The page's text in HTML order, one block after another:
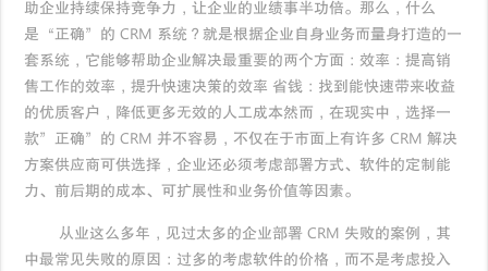
助企业持续保持竞争力，让企业的业绩事半功倍。那么，什么
是“正确”的 CRM 系统？就是根据企业自身业务而量身打造的一
套系统，它能够帮助企业解决最重要的两个方面：效率：提高销
售工作的效率，提升快速决策的效率 省钱：找到能快速带来收益
的优质客户，降低更多无效的人工成本然而，在现实中，选择一
款”正确”的 CRM 并不容易，不仅在于市面上有许多 CRM 解决
方案供应商可供选择，企业还必须考虑部署方式、软件的定制能
力、前后期的成本、可扩展性和业务价值等因素。
从业这么多年，见过太多的企业部署 CRM 失败的案例，其
中最常见失败的原因：过多的考虑软件的价格，而不是考虑投入